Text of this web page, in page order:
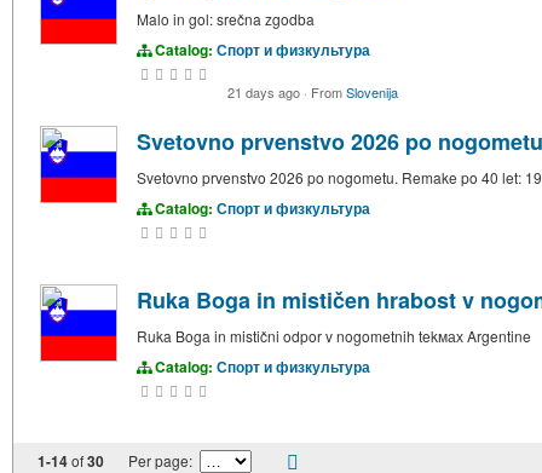
Malo in gol: srečna zgodba
Catalog: Спорт и физкультура
21 days ago · FromSlovenija
Svetovno prvenstvo 2026 po
Svetovno prvenstvo 2026 po nogometu. Remake po 40 let:
Catalog: Спорт и физкультура
Ruka Boga in mističen hrabost v
Ruka Boga in mistični odpor v nogometnih tekмах Argentine
Catalog: Спорт и физкультура
1-14of30 Per page: